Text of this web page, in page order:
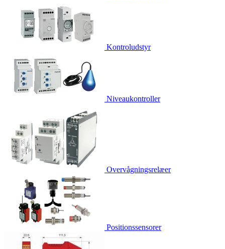
Kontroludstyr
Niveaukontroller
Overvågningsrelæer
Positionssensorer